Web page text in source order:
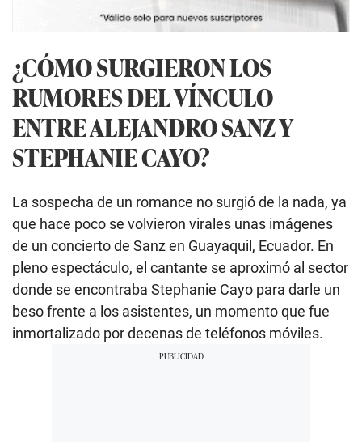
¿CÓMO SURGIERON LOS
RUMORES DEL VÍNCULO
ENTRE ALEJANDRO SANZ Y
STEPHANIE CAYO?
La sospecha de un romance no surgió de la nada, ya
que hace poco se volvieron virales unas imágenes
de un concierto de Sanz en Guayaquil, Ecuador. En
pleno espectáculo, el cantante se aproximó al sector
donde se encontraba Stephanie Cayo para darle un
beso frente a los asistentes, un momento que fue
inmortalizado por decenas de teléfonos móviles.